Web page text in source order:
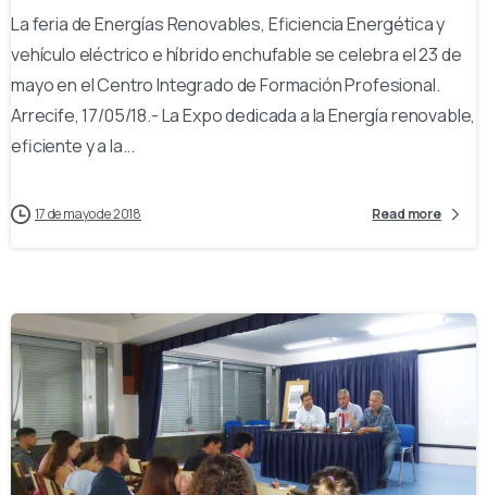
La feria de Energías Renovables, Eficiencia Energética y
vehículo eléctrico e híbrido enchufable se celebra el 23 de
mayo en el Centro Integrado de Formación Profesional.
Arrecife, 17/05/18.- La Expo dedicada a la Energía renovable,
eficiente y a la...
17 de mayo de 2018 Read more